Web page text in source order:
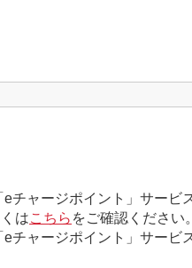
eチャージポイント」サービ
はこちら をご確認ください。
eチャージポイント」サービ